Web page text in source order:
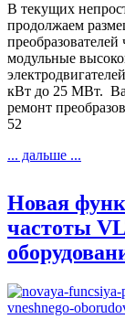
В текущих
продолжаем
модульные
кВт до 25 МВт.
ремонт
52
... дальше ...
Новая
частоты